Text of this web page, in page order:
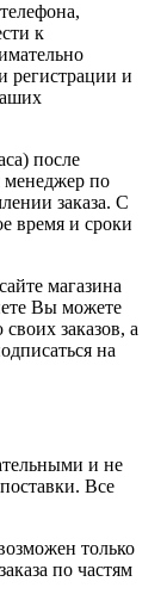
к
регистрации и
после
по
заказа. С
время и сроки
магазина
Вы можете
заказов, а
на
и не
Все
только
по частям